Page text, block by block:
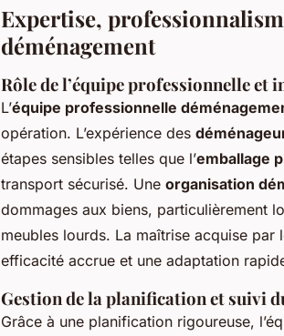
Expertise,
déménagement
Rôle de l’équipe professionnelle et
L’équipe professionnelle
opération. L’expérience des
étapes sensibles telles que l’emballage
transport sécurisé. Une organisation
dommages aux biens, particulièrement
meubles lourds. La maîtrise acquise par
efficacité accrue et une adaptation
Gestion de la planification et suivi
Grâce à une planification rigoureuse,